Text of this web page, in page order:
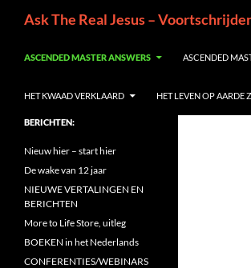
inhoud
Ask The Real Jesus –
ASCENDED MASTER ANSWERS ASCENDED
HET KWAAD VERKLAARD HET LEVEN OP AARDE
BERICHTEN:
Nieuw hier – start hier
De wake van 12 jaar
NIEUWE VERTALINGEN EN
BERICHTEN
More to Life Store, uitleg
BOEKEN in het Nederlands
CONFERENTIES/WEBINARS